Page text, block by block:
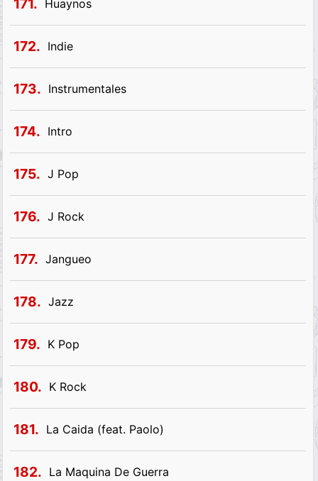
171. Huaynos
172. Indie
173. Instrumentales
174. Intro
175. J Pop
176. J Rock
177. Jangueo
178. Jazz
179. K Pop
180. K Rock
181. La Caida (feat. Paolo)
182. La Maquina De Guerra